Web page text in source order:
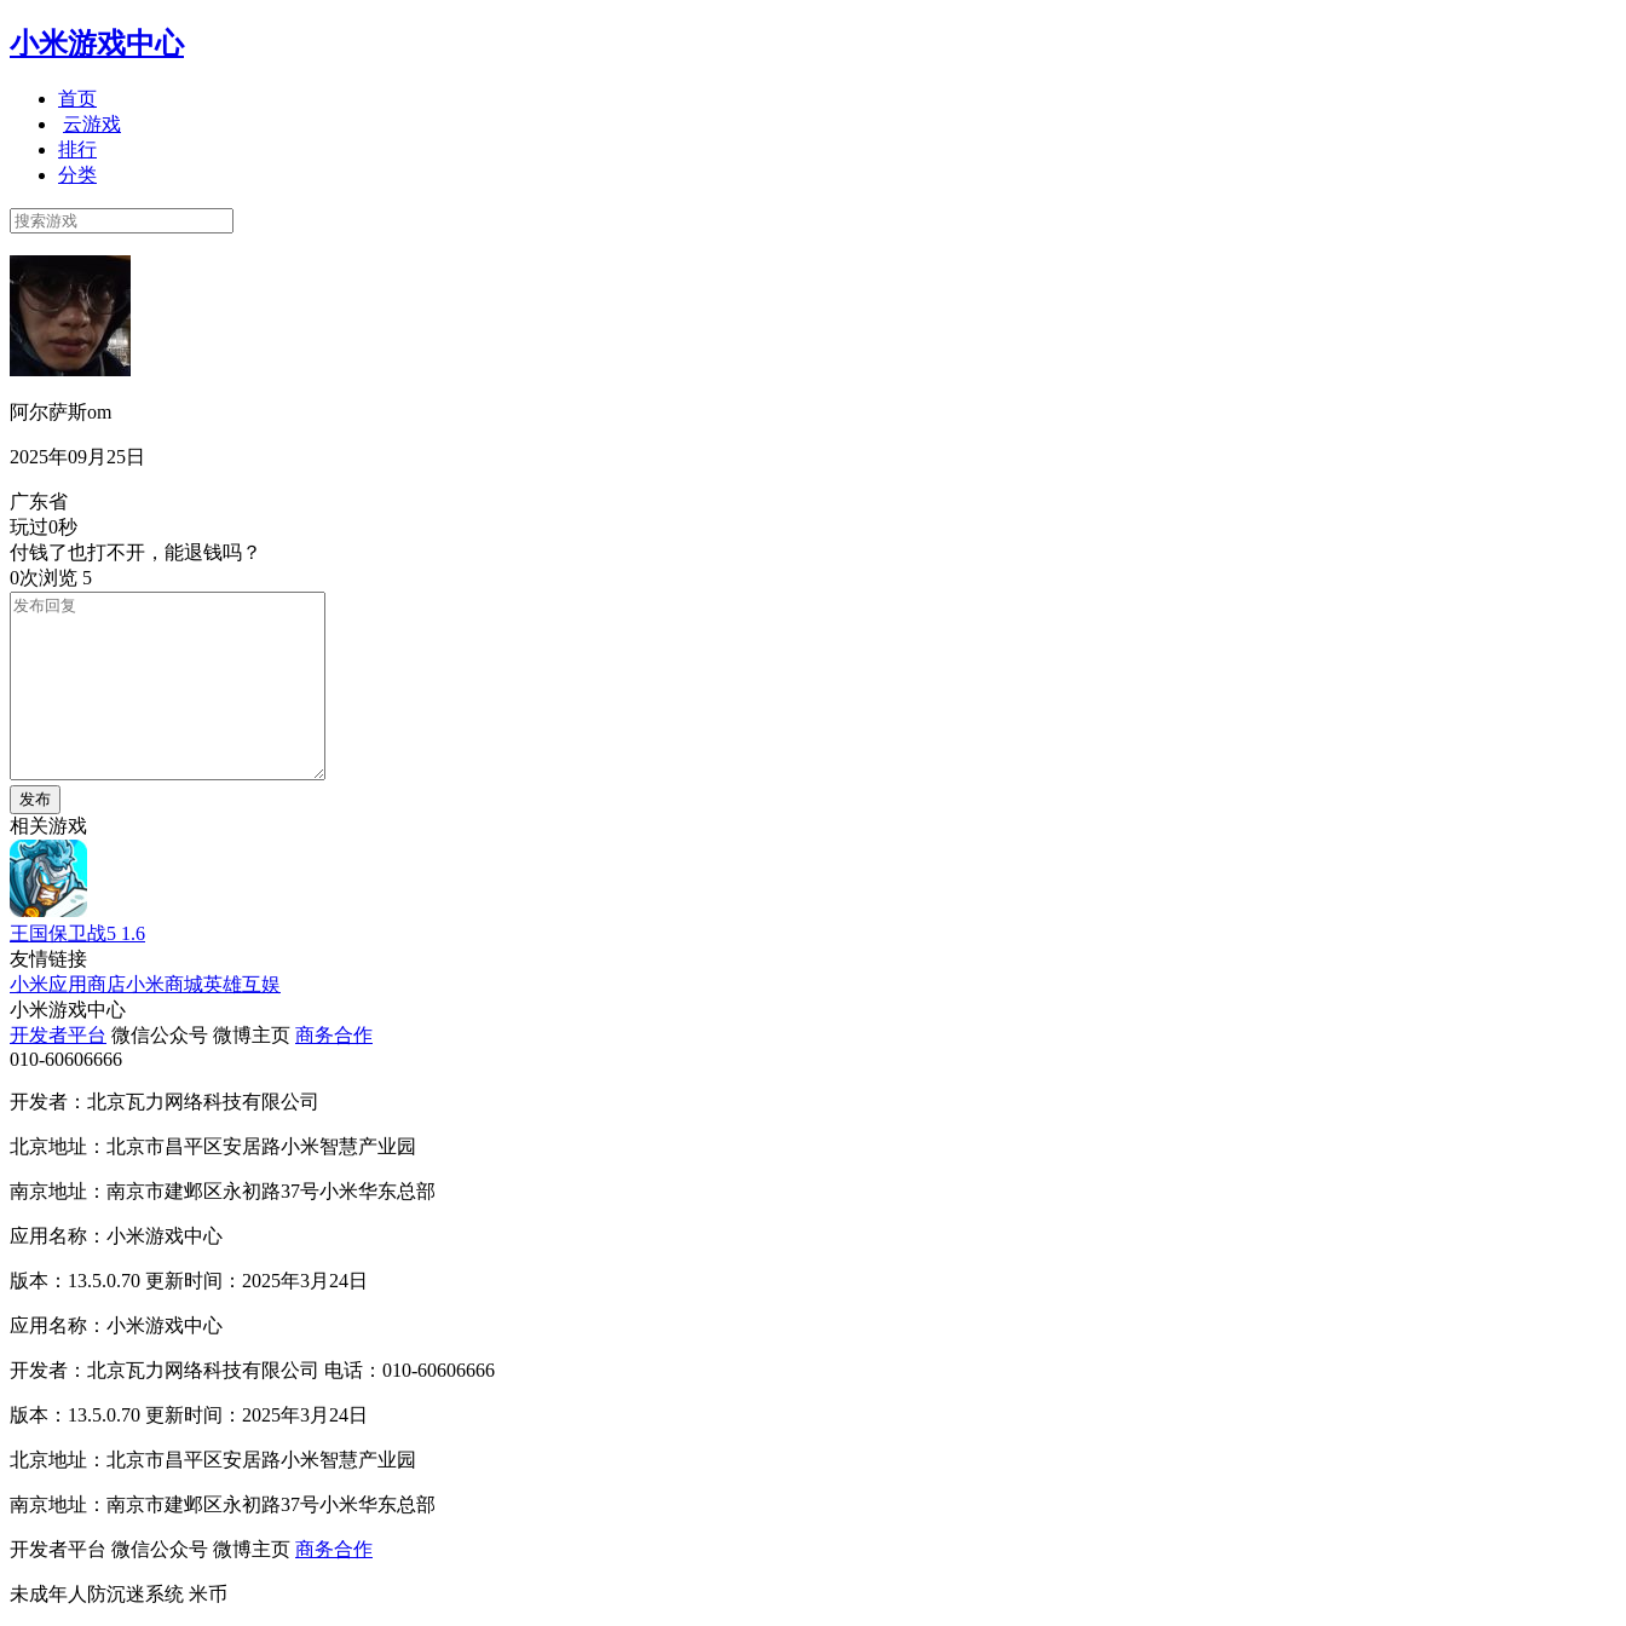
小米游戏中心
首页
云游戏
排行
分类
阿尔萨斯om
2025年09月25日
广东省
玩过0秒
付钱了也打不开，能退钱吗？
0次浏览 5
发布
相关游戏
王国保卫战5 1.6
友情链接
小米应用商店小米商城英雄互娱
小米游戏中心
开发者平台 微信公众号 微博主页 商务合作
010-60606666
开发者：北京瓦力网络科技有限公司
北京地址：北京市昌平区安居路小米智慧产业园
南京地址：南京市建邺区永初路37号小米华东总部
应用名称：小米游戏中心
版本：13.5.0.70 更新时间：2025年3月24日
应用名称：小米游戏中心
开发者：北京瓦力网络科技有限公司 电话：010-60606666
版本：13.5.0.70 更新时间：2025年3月24日
北京地址：北京市昌平区安居路小米智慧产业园
南京地址：南京市建邺区永初路37号小米华东总部
开发者平台 微信公众号 微博主页 商务合作
未成年人防沉迷系统 米币